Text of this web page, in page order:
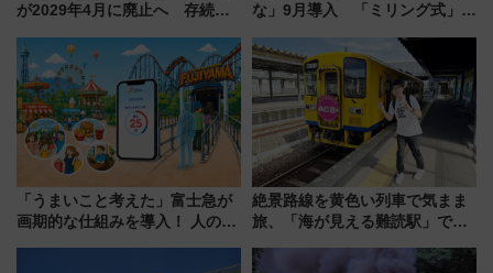
が2029年4月に廃止へ 存続協
な」9月導入 「ミリング式」採
化！安全性や乗り心地の向上に
貢献するだけでなく、全線区で
活躍するための仕組みも
「うまいこと考えた」富士急が
画期的な仕組みを導入！ 人のか
絶景路線を黄色い列車で気まま
旅、「海が見える難読駅」で幸
「新・鉄道ひとり旅」279回目